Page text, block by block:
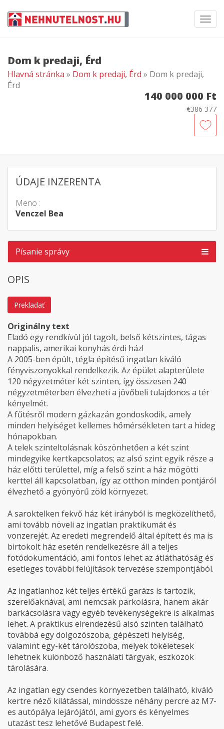
Dom k predaji, Érd
Hlavná stránka » Dom k predaji, Érd » Dom k predaji,
Érd
140 000 000 Ft
€386 377
ÚDAJE INZERENTA
Meno :
Venczel Bea
Písanie správy
OPIS
Prekladať
Originálny text
Eladó egy rendkívül jól tagolt, belső kétszintes, tágas
nappalis, amerikai konyhás érdi ház!
A 2005-ben épült, tégla építésű ingatlan kiváló
fényviszonyokkal rendelkezik. Az épület alapterülete
120 négyzetméter két szinten, így összesen 240
négyzetméterben élvezheti a jövőbeli tulajdonos a tér
kényelmét.
A fűtésről modern gázkazán gondoskodik, amely
minden helyiséget kellemes hőmérsékleten tart a hideg
hónapokban.
A telek szinteltolásnak köszönhetően a két szint
mindegyike kertkapcsolatos; az alsó szint egyik része a
ház előtti területtel, míg a felső szint a ház mögötti
kerttel áll kapcsolatban, így az otthon minden pontjáról
élvezhető a gyönyörű zöld környezet.
A saroktelken fekvő ház két irányból is megközelíthető,
ami tovább növeli az ingatlan praktikumát és
vonzerejét. Az eredeti megrendelő által épített és ma is
birtokolt ház esetén rendelkezésre áll a teljes
fotódokumentáció, ami fontos lehet az átláthatóság és
esetleges további felújítások tervezése szempontjából.
Az ingatlanhoz két teljes értékű garázs is tartozik,
szerelőaknával, ami nemcsak parkolásra, hanem akár
barkácsolásra vagy egyéb tevékenységekre is alkalmas
lehet. A praktikus elrendezésű alsó szinten található
továbbá egy dolgozószoba, gépészeti helyiség,
valamint egy-két tárolószoba, melyek tökéletesek
lehetnek különböző használati tárgyak, eszközök
tárolására.
Az ingatlan egy csendes környezetben található, kiváló
kertre néző kilátással, mindössze néhány percre az M7-
es autópálya lejárójától, ami gyors és kényelmes
utazást tesz lehetővé Budapest felé.